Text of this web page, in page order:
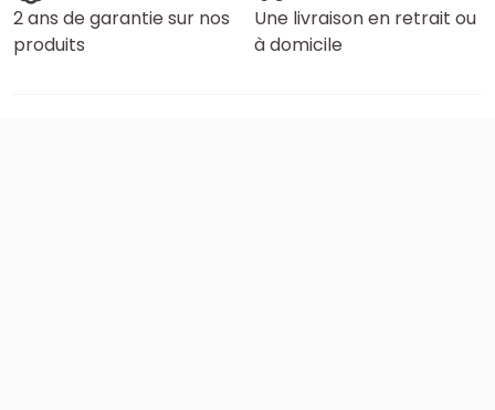
2 ans de garantie sur nos
produits
Une livraison en retrait ou
à domicile